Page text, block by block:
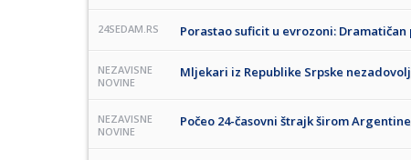
24SEDAM.RS Porastao suficit u evrozoni:
NEZAVISNE
NOVINE
Mljekari iz Republike Srpske
NEZAVISNE
NOVINE
Počeo 24-časovni štrajk širom Argentine